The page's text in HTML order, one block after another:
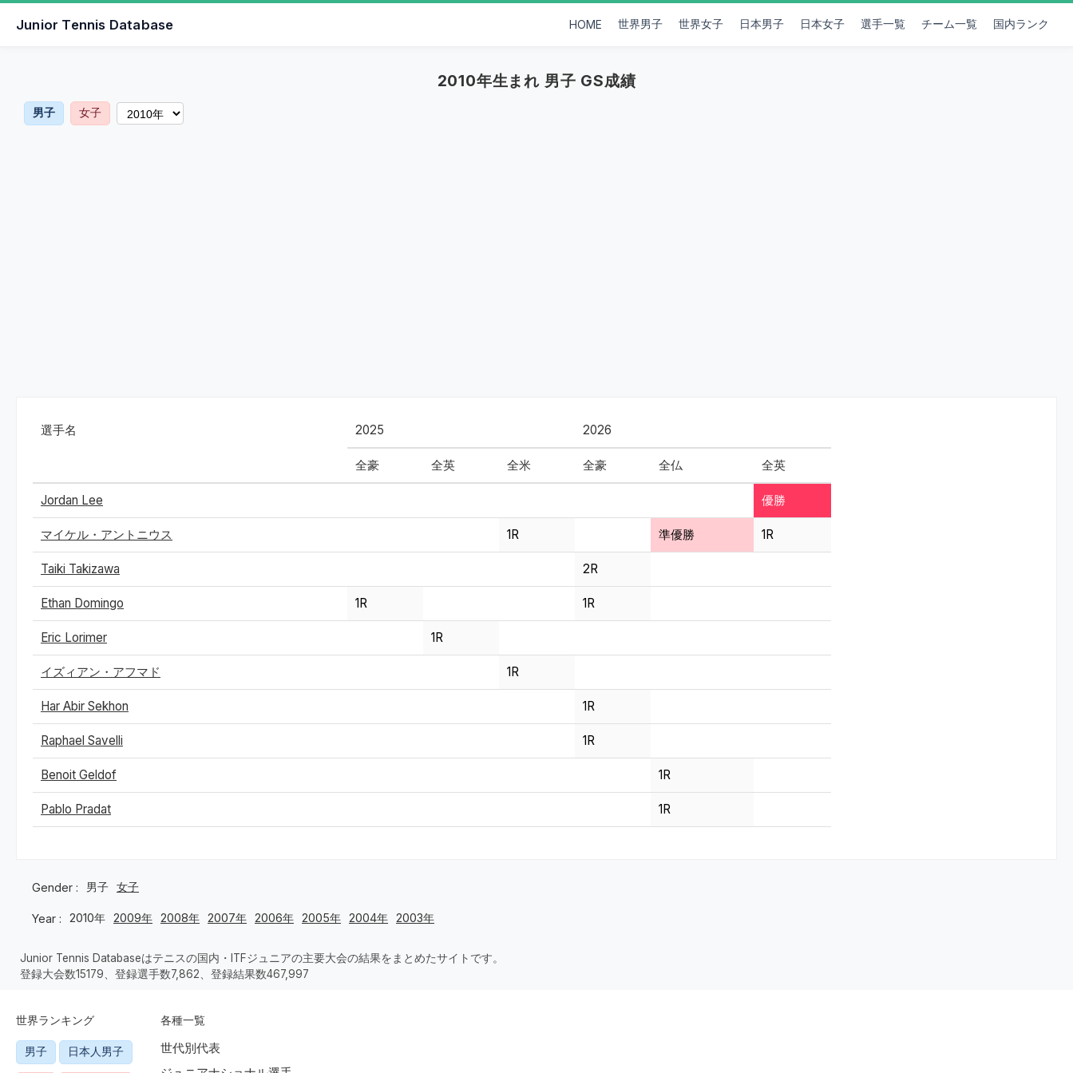
Junior Tennis Database HOME 世界男子 世界女子 日本男子 日本女子 選手一覧 チーム一覧 国内ランク
2010年生まれ 男子 GS成績
男子 女子
選手名 2025 2026
全豪 全英 全米 全豪 全仏 全英
Jordan Lee 優勝
マイケル・アントニウス 1R 準優勝 1R
Taiki Takizawa 2R
Ethan Domingo 1R 1R
Eric Lorimer 1R
イズィアン・アフマド 1R
Har Abir Sekhon 1R
Raphael Savelli 1R
Benoit Geldof 1R
Pablo Pradat 1R
Gender : 男子 女子
Year : 2010年 2009年 2008年 2007年 2006年 2005年 2004年 2003年
Junior Tennis Databaseはテニスの国内・ITFジュニアの主要大会の結果をまとめたサイトです。
登録大会数15179、登録選手数7,862、登録結果数467,997
世界ランキング
男子 日本人男子
各種一覧
世代別代表